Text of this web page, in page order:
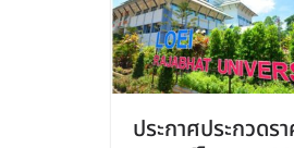
ประกาศประกวดร